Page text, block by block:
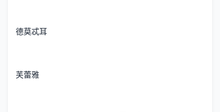
德莫忒耳
芙蕾雅